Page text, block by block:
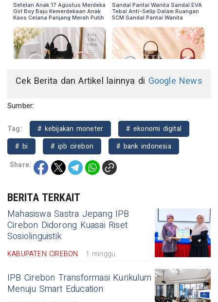
Cek Berita dan Artikel lainnya di Google News
Sumber:
Tag: # kebijakan moneter
# ekonomi digital
# bi
# ipb cirebon
# bank indonesia
Share:
BERITA TERKAIT
Mahasiswa Sastra Jepang IPB
Cirebon Didorong Kuasai Riset
Sosiolinguistik
KABUPATEN CIREBON 1 minggu
IPB Cirebon Transformasi Kurikulum
Menuju Smart Education